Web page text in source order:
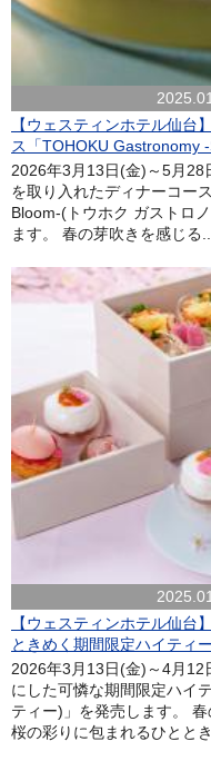
【ウェスティンホテル仙台
ス「TOHOKU Gastronomy
2026年3月13日(金)～5月28
を取り入れたディナーコー
Bloom-(トウホク ガストロ
ます。 春の芽吹きを感じる...
【ウェスティンホテル仙台
ときめく期間限定ハイティ
2026年3月13日(金)～4月12
にした可憐な期間限定ハイ
ティー)」を発売します。
桜の彩りに包まれるひとと